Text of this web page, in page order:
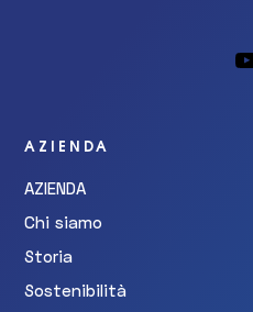
AZIENDA
AZIENDA
Chi siamo
Storia
Sostenibilità